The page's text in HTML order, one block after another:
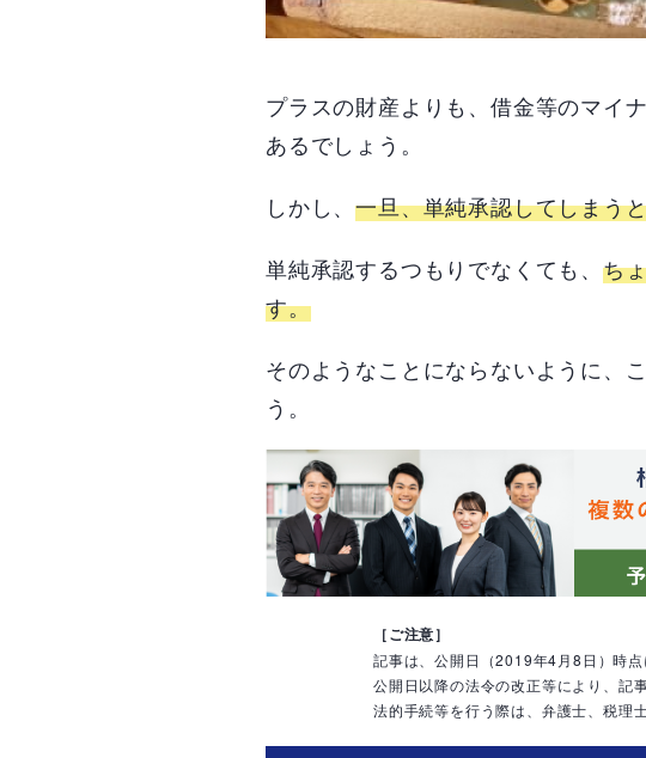
プラスの財産よりも、借金等のマイ
あるでしょう。
しかし、一旦、単純承認してしまう
単純承認するつもりでなくても、 ち
す。
そのようなことにならないように、
う。
［ご注意］
記事は、公開日（2019年4月8日）時点
公開日以降の法令の改正等により、記
法的手続等を行う際は、弁護士、税理